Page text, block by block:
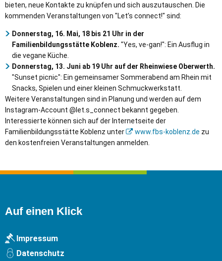
bieten, neue Kontakte zu knüpfen und sich auszutauschen. Die
kommenden Veranstaltungen von "Let’s connect!" sind:
Donnerstag, 16. Mai, 18 bis 21 Uhr in der
Familienbildungsstätte Koblenz. "Yes, ve-gan!": Ein Ausflug in
die vegane Küche.
Donnerstag, 13. Juni ab 19 Uhr auf der Rheinwiese Oberwerth.
"Sunset picnic": Ein gemeinsamer Sommerabend am Rhein mit
Snacks, Spielen und einer kleinen Schmuckwerkstatt.
Weitere Veranstaltungen sind in Planung und werden auf dem
Instagram-Account @let.s_connect bekannt gegeben.
Interessierte können sich auf der Internetseite der
Familienbildungsstätte Koblenz unter
www.fbs-koblenz.de zu
den kostenfreien Veranstaltungen anmelden.
Auf einen Klick
Impressum
Datenschutz